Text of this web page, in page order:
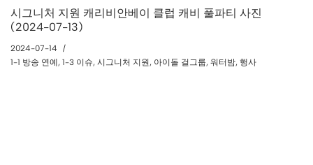
시그니처 지원 캐리비안베이 클럽 캐비 풀파티 사진
(2024-07-13)
2024-07-14
1-1 방송 연예, 1-3 이슈, 시그니처 지원, 아이돌 걸그룹, 워터밤, 행사